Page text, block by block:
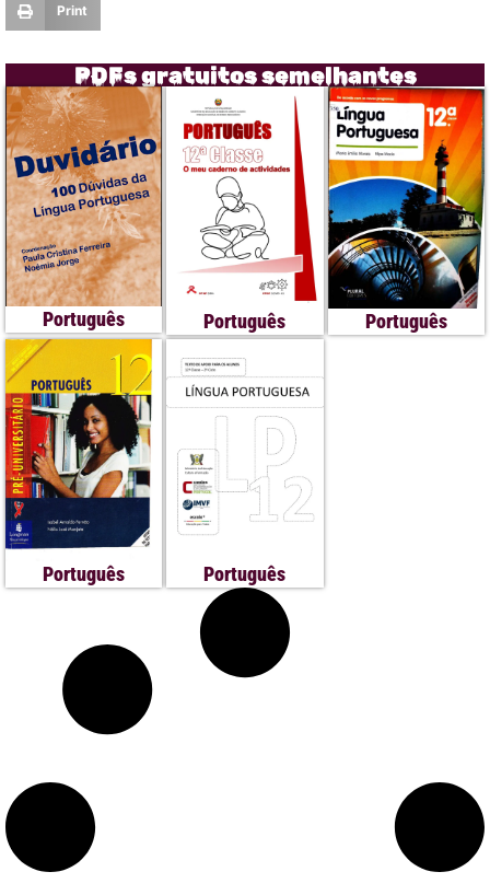
Print
PDFs gratuitos semelhantes
Português Português Português
Português Português